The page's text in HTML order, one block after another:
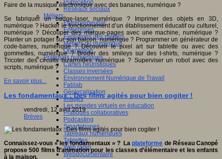
Publication
Réseaux sociaux
Métiers
Entrepreneuriat
Entreprises
Evolutions des métiers
Métiers du numérique
Orientation
Pratiques numériques
Cartes heuristiques
Classes inversées
Environnement Numérique de Travail
Fablab
Géolocalisation
Images
Les mondes virtuels en éducation
Pratiques collaboratives
Podcasting
Smartphones
Tableaux numériques
Tablettes
Web radio
Webdocumentaire
Faire de la musique électronique avec des bananes, numérique ?
Se fabriquer un badge-laser, numérique ? Imprimer des objets en 3D,
numérique ? Hacker le fonctionnement d’un établissement éducatif ou culturel,
numérique ? Découper des marque-pages avec une machine, numérique ?
Planter un potager sur son balcon, numérique ? Programmer un générateur de
code-barres, numérique ? Découvrir le pixel art sur tablette ou avec des
gommettes, numérique ? Broder des smileys sur des t-shirts, numérique ?
Tricoter des circuits bizarroïdes, numérique ? Superviser un robot avec des
scripts, numérique ?
En savoir plus...
Les fondamentaux : Des films agités pour bien cogiter !
vendredi, 12 avril 2019
Brèves
Connaissez-vous « les fondamentaux » ? Laplateforme de Réseau Canopé
propose 500 films d’animation pour les classes d’élémentaire et les enfants
à la maison.